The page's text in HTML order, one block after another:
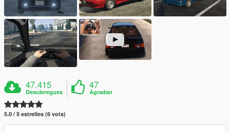
47.415
Descàrregues
47
Agradan
5.0 / 5 estrelles (6 vots)